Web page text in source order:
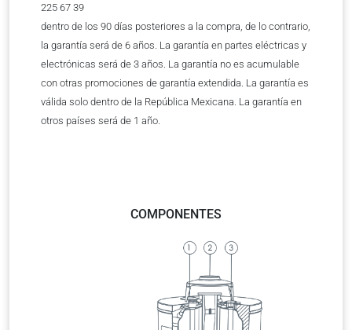
225 67 39
dentro de los 90 días posteriores a la compra, de lo contrario,
la garantía será de 6 años. La garantía en partes eléctricas y
electrónicas será de 3 años. La garantía no es acumulable
con otras promociones de garantía extendida. La garantía es
válida solo dentro de la República Mexicana. La garantía en
otros países será de 1 año.
COMPONENTES